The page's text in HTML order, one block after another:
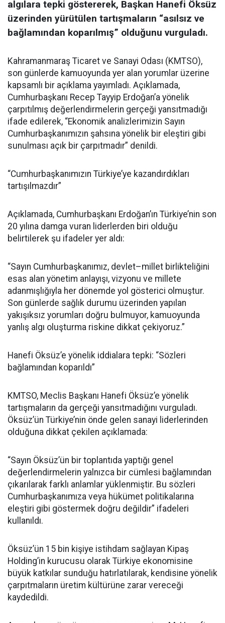
algılara tepki göstererek, Başkan Hanefi Öksüz
üzerinden yürütülen tartışmaların “asılsız ve
bağlamından koparılmış” olduğunu vurguladı.
Kahramanmaraş Ticaret ve Sanayi Odası (KMTSO),
son günlerde kamuoyunda yer alan yorumlar üzerine
kapsamlı bir açıklama yayımladı. Açıklamada,
Cumhurbaşkanı Recep Tayyip Erdoğan’a yönelik
çarpıtılmış değerlendirmelerin gerçeği yansıtmadığı
ifade edilerek, “Ekonomik analizlerimizin Sayın
Cumhurbaşkanımızın şahsına yönelik bir eleştiri gibi
sunulması açık bir çarpıtmadır” denildi.
“Cumhurbaşkanımızın Türkiye’ye kazandırdıkları
tartışılmazdır”
Açıklamada, Cumhurbaşkanı Erdoğan’ın Türkiye’nin son
20 yılına damga vuran liderlerden biri olduğu
belirtilerek şu ifadeler yer aldı:
“Sayın Cumhurbaşkanımız, devlet–millet birlikteliğini
esas alan yönetim anlayışı, vizyonu ve millete
adanmışlığıyla her dönemde yol gösterici olmuştur.
Son günlerde sağlık durumu üzerinden yapılan
yakışıksız yorumları doğru bulmuyor, kamuoyunda
yanlış algı oluşturma riskine dikkat çekiyoruz.”
Hanefi Öksüz’e yönelik iddialara tepki: “Sözleri
bağlamından koparıldı”
KMTSO, Meclis Başkanı Hanefi Öksüz’e yönelik
tartışmaların da gerçeği yansıtmadığını vurguladı.
Öksüz’ün Türkiye’nin önde gelen sanayi liderlerinden
olduğuna dikkat çekilen açıklamada:
“Sayın Öksüz’ün bir toplantıda yaptığı genel
değerlendirmelerin yalnızca bir cümlesi bağlamından
çıkarılarak farklı anlamlar yüklenmiştir. Bu sözleri
Cumhurbaşkanımıza veya hükümet politikalarına
eleştiri gibi göstermek doğru değildir” ifadeleri
kullanıldı.
Öksüz’ün 15 bin kişiye istihdam sağlayan Kipaş
Holding’in kurucusu olarak Türkiye ekonomisine
büyük katkılar sunduğu hatırlatılarak, kendisine yönelik
çarpıtmaların üretim kültürüne zarar vereceği
kaydedildi.